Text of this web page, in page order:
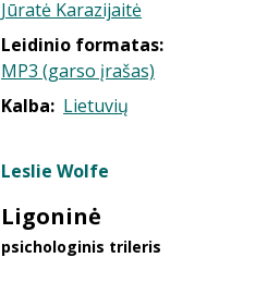
Jūratė Karazijaitė
Leidinio formatas:
MP3 (garso įrašas)
Kalba: Lietuvių
Leslie Wolfe
Ligoninė
psichologinis trileris